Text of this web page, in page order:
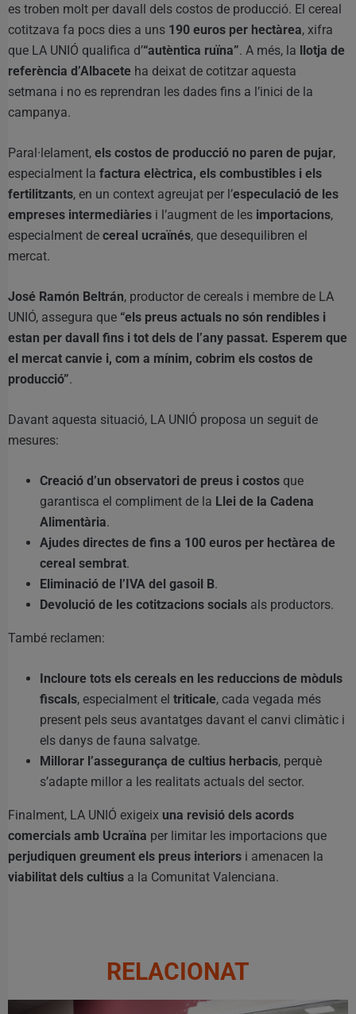
es troben molt per davall dels costos de producció. El cereal
cotitzava fa pocs dies a uns 190 euros per hectàrea, xifra
que LA UNIÓ qualifica d’“autèntica ruïna”. A més, la llotja de
referència d’Albacete ha deixat de cotitzar aquesta
setmana i no es reprendran les dades fins a l’inici de la
campanya.
Paral·lelament, els costos de producció no paren de pujar,
especialment la factura elèctrica, els combustibles i els
fertilitzants, en un context agreujat per l’especulació de les
empreses intermediàries i l’augment de les importacions,
especialment de cereal ucraïnés, que desequilibren el
mercat.
José Ramón Beltrán, productor de cereals i membre de LA
UNIÓ, assegura que “els preus actuals no són rendibles i
estan per davall fins i tot dels de l’any passat. Esperem que
el mercat canvie i, com a mínim, cobrim els costos de
producció”.
Davant aquesta situació, LA UNIÓ proposa un seguit de
mesures:
Creació d’un observatori de preus i costos que
garantisca el compliment de la Llei de la Cadena
Alimentària.
Ajudes directes de fins a 100 euros per hectàrea de
cereal sembrat.
Eliminació de l’IVA del gasoil B.
Devolució de les cotitzacions socials als productors.
També reclamen:
Incloure tots els cereals en les reduccions de mòduls
fiscals, especialment el triticale, cada vegada més
present pels seus avantatges davant el canvi climàtic i
els danys de fauna salvatge.
Millorar l’assegurança de cultius herbacis, perquè
s’adapte millor a les realitats actuals del sector.
Finalment, LA UNIÓ exigeix una revisió dels acords
comercials amb Ucraïna per limitar les importacions que
perjudiquen greument els preus interiors i amenacen la
viabilitat dels cultius a la Comunitat Valenciana.
RELACIONAT